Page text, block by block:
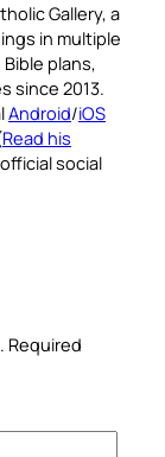
Gallery, a
in multiple
plans,
since 2013.
Android/iOS
Read his
social
Required